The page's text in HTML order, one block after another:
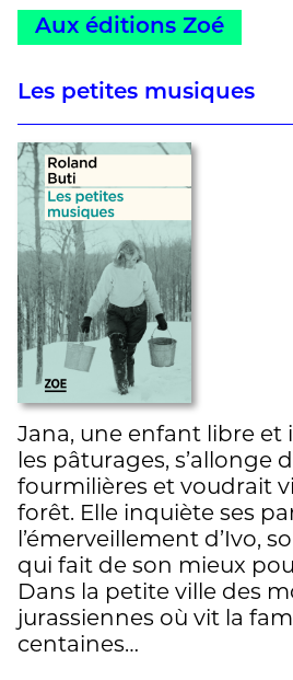
Aux éditions Zoé
Les petites musiques
Jana, une enfant libre et
les pâturages, s’allonge
fourmilières et voudrait
forêt. Elle inquiète ses
l’émerveillement d’Ivo,
qui fait de son mieux
Dans la petite ville des
jurassiennes où vit la
centaines…